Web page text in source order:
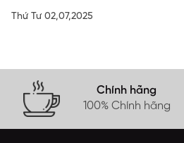
Thứ Tư 02,07,2025
Chính hãng
100% Chính hãng